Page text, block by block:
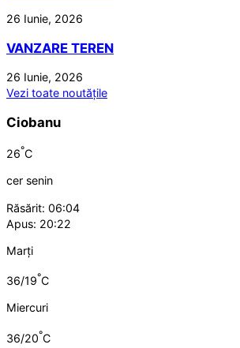
26 Iunie, 2026
VANZARE TEREN
26 Iunie, 2026
Vezi toate noutățile
Ciobanu
26°C
cer senin
Răsărit: 06:04
Apus: 20:22
Marți
36/19°C
Miercuri
36/20°C